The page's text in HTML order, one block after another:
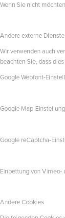
Wenn Sie nicht
Andere externe Dienste
Wir verwenden auch
beachten Sie, dass
Google Webfont-
Google Map-
Google reCaptcha-
Einbettung von Vimeo-
Andere Cookies